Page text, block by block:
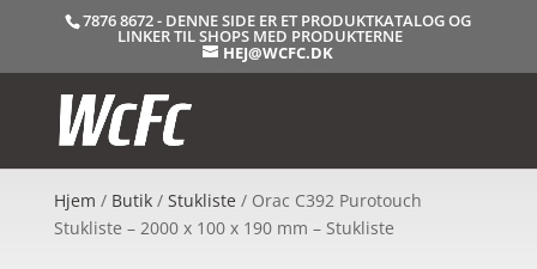
7876 8672 - DENNE SIDE ER ET PRODUKTKATALOG OG
LINKER TIL SHOPS MED PRODUKTERNE
HEJ@WCFC.DK
Hjem / Butik/ Stukliste / Orac C392 Purotouch
Stukliste – 2000 x 100 x 190 mm – Stukliste